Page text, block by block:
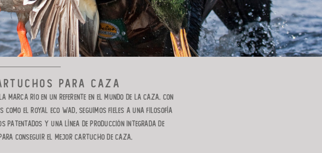
PARA CAZA
RIO en un referente en el mundo de la caza. Con
el ROYAL ECO WAD, seguimos fieles a una filosofía
patentados y una línea de producción integrada de
conseguir el mejor cartucho de caza.